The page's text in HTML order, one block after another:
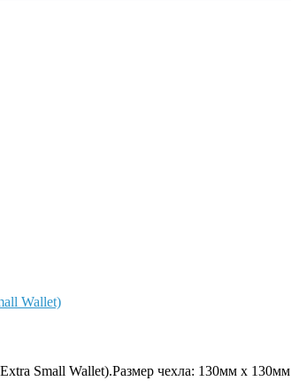
Small Wallet).Размер чехла: 130мм х 130мм